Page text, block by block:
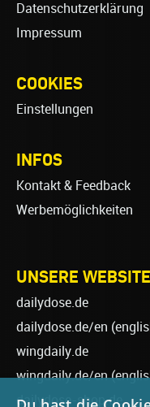
Datenschutzerklärung
Impressum
COOKIES
Einstellungen
INFOS
Kontakt & Feedback
Werbemöglichkeiten
UNSERE
dailydose.de
dailydose.de/en
wingdaily.de
wingdaily.de/en
dailydose-shop.de